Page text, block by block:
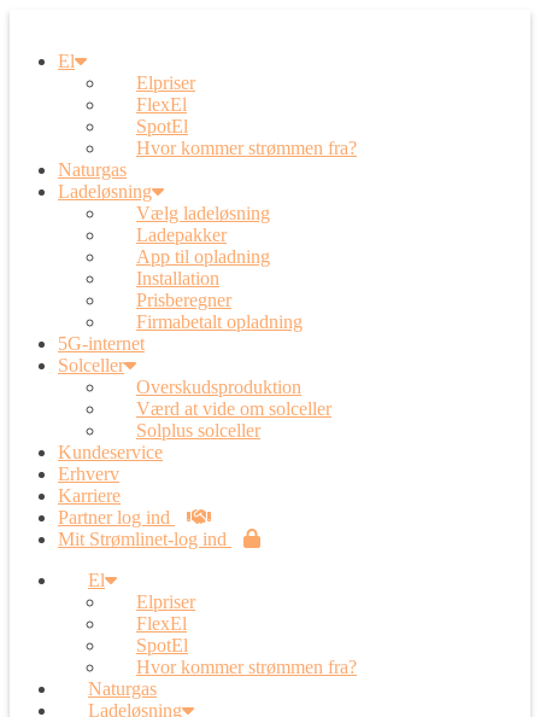
El
Elpriser
FlexEl
SpotEl
Hvor kommer strømmen fra?
Naturgas
Ladeløsning
Vælg ladeløsning
Ladepakker
App til opladning
Installation
Prisberegner
Firmabetalt opladning
5G-internet
Solceller
Overskudsproduktion
Værd at vide om solceller
Solplus solceller
Kundeservice
Erhverv
Karriere
Partner log ind
Mit Strømlinet-log ind
El
Elpriser
FlexEl
SpotEl
Hvor kommer strømmen fra?
Naturgas
Ladeløsning